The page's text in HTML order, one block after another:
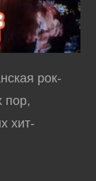
рок-
пор,
хит-